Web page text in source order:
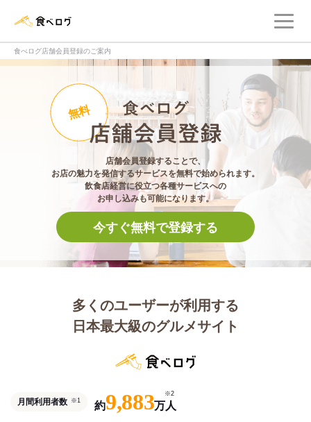
食べログ店舗会員登録のご案内
食べログ店舗会員
無料
店舗会員登録することで、
お店の魅力を発信するサービスを無料で始められます。
飲食店経営に役立つ各種サービスへの
お申し込みも可能になります。
今すぐ無料で登録する
多くのユーザーが利用する
日本最大級のグルメサイト
月間利用者数 ※1 約9,883万人
※2